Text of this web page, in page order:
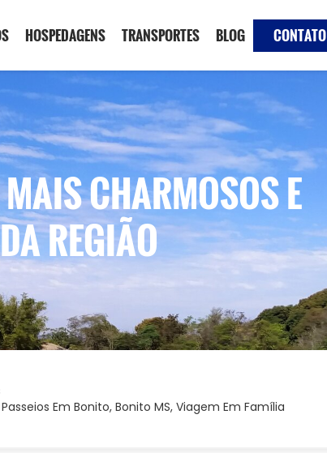
HOSPEDAGENS TRANSPORTES BLOG CONTATO
CHARMOSOS E
REGIÃO
Passeios Em Bonito, Bonito MS, Viagem Em Família